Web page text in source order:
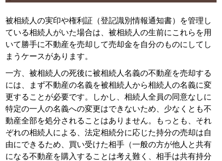
被相続人の実印や権利証（登記識別情報通知書）を管理し
ている相続人がいた場合は、被相続人の生前にこれらを用
いて勝手に不動産を売却して売却金を自分のものにしてし
まうケースがあります。
一方、被相続人の死後に被相続人名義の不動産を売却する
には、まず不動産の名義を被相続人から相続人の名義に変
更することが必要です。しかし、相続人全員の同意なしに
特定の一人の名義への変更はできないため、少なくとも不
動産全部を処分されることはありません。もっとも、それ
ぞれの相続人による、法定相続分に応じた持分の売却は自
由にできるため、買い受けた相手（一般の方が他人と共有
になる不動産を購入することは考え難く、相手は共有持分